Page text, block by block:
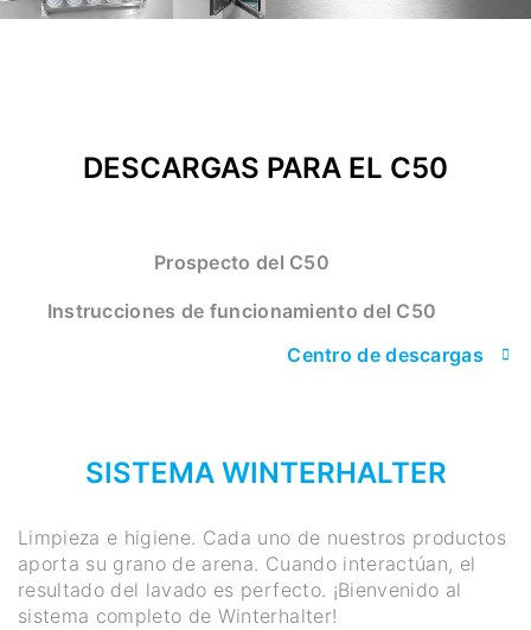
DESCARGAS PARA EL C50
Prospecto del C50
Instrucciones de funcionamiento del C50
Centro de descargas
SISTEMA WINTERHALTER
Limpieza e higiene. Cada uno de nuestros productos
aporta su grano de arena. Cuando interactúan, el
resultado del lavado es perfecto. ¡Bienvenido al
sistema completo de Winterhalter!